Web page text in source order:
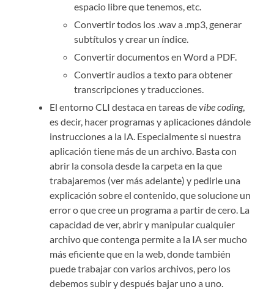
espacio libre que tenemos, etc.
Convertir todos los .wav a .mp3, generar
subtítulos y crear un índice.
Convertir documentos en Word a PDF.
Convertir audios a texto para obtener
transcripciones y traducciones.
El entorno CLI destaca en tareas devibe coding,
es decir, hacer programas y aplicaciones dándole
instrucciones a la IA. Especialmente si nuestra
aplicación tiene más de un archivo. Basta con
abrir la consola desde la carpeta en la que
trabajaremos (ver más adelante) y pedirle una
explicación sobre el contenido, que solucione un
error o que cree un programa a partir de cero. La
capacidad de ver, abrir y manipular cualquier
archivo que contenga permite a la IA ser mucho
más eficiente que en la web, donde también
puede trabajar con varios archivos, pero los
debemos subir y después bajar uno a uno.